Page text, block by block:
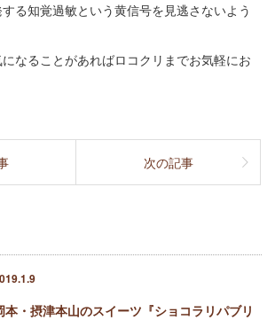
る知覚過敏という黄信号を見逃さないよう
なることがあればロコクリまでお気軽にお
次の記事
本・摂津本山のスイーツ『ショコラリパブリ